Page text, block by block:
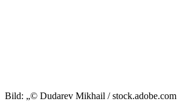
Bild: „© Dudarev Mikhail / stock.adobe.com